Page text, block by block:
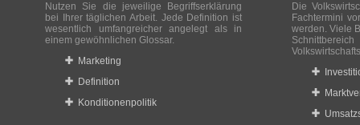
Nutzen Sie die jeweilige Begriffserklärung
bei Ihrer täglichen Arbeit. Jede Definition ist
wesentlich umfangreicher angelegt als in
einem gewöhnlichen Glossar.
Marketing
Definition
Konditionenpolitik
Die
Fachtermini
werden. Viele